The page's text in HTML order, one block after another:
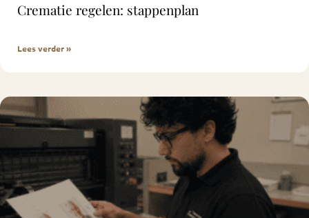
Crematie regelen: stappenplan
Lees verder »